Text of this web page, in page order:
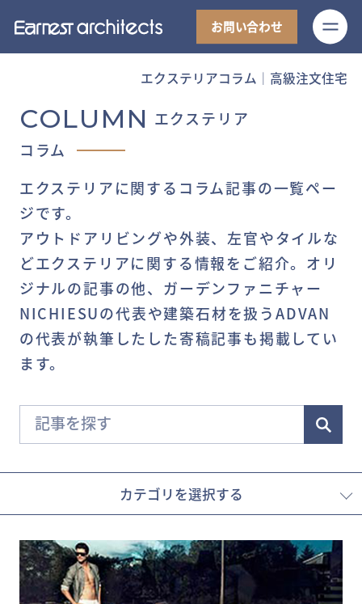
お問い合わせ
エクステリアコラム│高級注文住宅
COLUMN エクステリア
コラム
エクステリアに関するコラム記事の一覧ペー
ジです。
アウトドアリビングや外装、左官やタイルな
どエクステリアに関する情報をご紹介。オリ
ジナルの記事の他、ガーデンファニチャー
NICHIESUの代表や建築石材を扱うADVAN
の代表が執筆したした寄稿記事も掲載してい
ます。
カテゴリを選択する